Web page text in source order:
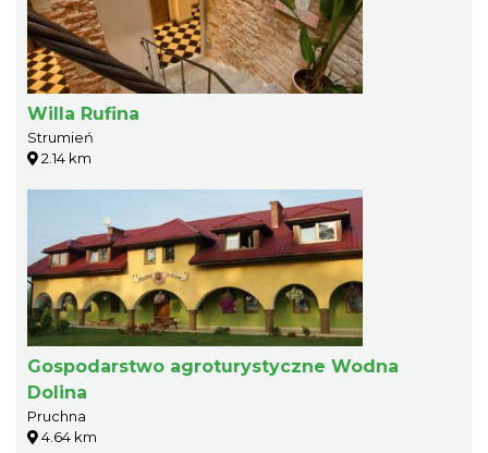
Willa Rufina
Strumień
2.14 km
Gospodarstwo agroturystyczne Wodna
Dolina
Pruchna
4.64 km